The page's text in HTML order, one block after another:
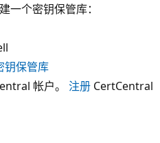
一个密钥保管库：
钥保管库
帐户。 注册 CertCentral